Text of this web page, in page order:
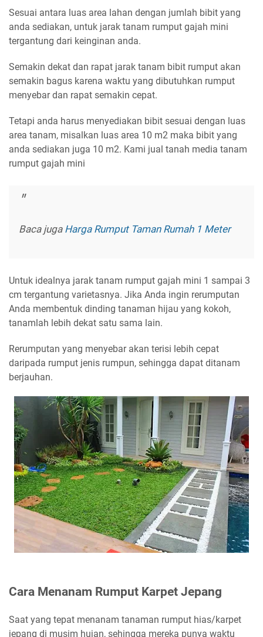
Sesuai antara luas area lahan dengan jumlah bibit yang
anda sediakan, untuk jarak tanam rumput gajah mini
tergantung dari keinginan anda.
Semakin dekat dan rapat jarak tanam bibit rumput akan
semakin bagus karena waktu yang dibutuhkan rumput
menyebar dan rapat semakin cepat.
Tetapi anda harus menyediakan bibit sesuai dengan luas
area tanam, misalkan luas area 10 m2 maka bibit yang
anda sediakan juga 10 m2. Kami jual tanah media tanam
rumput gajah mini
Baca juga Harga Rumput Taman Rumah 1 Meter
Untuk idealnya jarak tanam rumput gajah mini 1 sampai 3
cm tergantung varietasnya. Jika Anda ingin rerumputan
Anda membentuk dinding tanaman hijau yang kokoh,
tanamlah lebih dekat satu sama lain.
Rerumputan yang menyebar akan terisi lebih cepat
daripada rumput jenis rumpun, sehingga dapat ditanam
berjauhan.
Cara Menanam Rumput Karpet Jepang
Saat yang tepat menanam tanaman rumput hias/karpet
jepang di musim hujan, sehingga mereka punya waktu